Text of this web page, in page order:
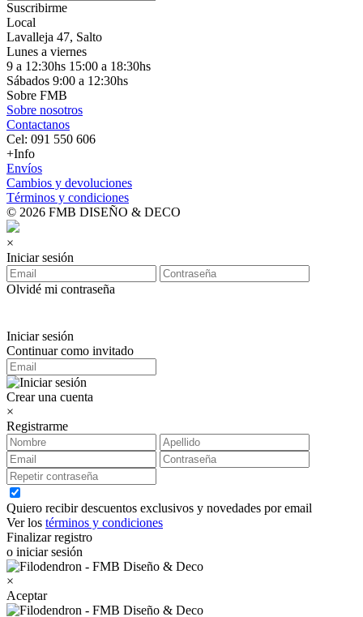
Suscribirme
Local
Lavalleja 47, Salto
Lunes a viernes
9 a 12:30hs 15:00 a 18:30hs
Sábados 9:00 a 12:30hs
Sobre FMB
Sobre nosotros
Contactanos
Cel: 091 550 606
+Info
Envíos
Cambios y devoluciones
Términos y condiciones
© 2026 FMB DISEÑO & DECO
×
Iniciar sesión
Olvidé mi contraseña
Iniciar sesión
Continuar como invitado
Crear una cuenta
×
Registrarme
Quiero recibir descuentos exclusivos y novedades por email
Ver los términos y condiciones
Finalizar registro
o iniciar sesión
×
Aceptar